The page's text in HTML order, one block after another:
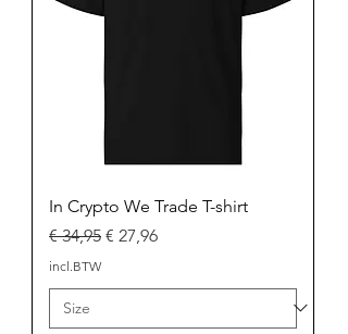
In Crypto We Trade T-shirt
Normale prijs
€ 34,95 Verkoopprijs
€ 27,96
incl.BTW